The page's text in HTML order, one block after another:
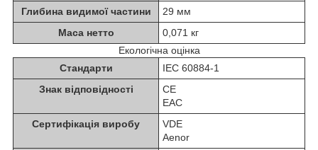
Глибина видимої частини
29 мм
Маса нетто
0,071 кг
Екологічна оцінка
Стандарти
IEC 60884-1
Знак відповідності
CE
EAC
Сертифікація виробу
VDE
Aenor